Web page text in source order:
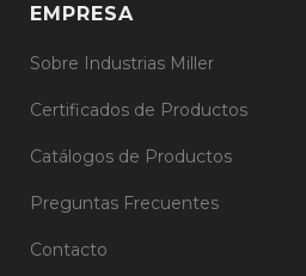
EMPRESA
Sobre Industrias Miller
Certificados de Productos
Catálogos de Productos
Preguntas Frecuentes
Contacto